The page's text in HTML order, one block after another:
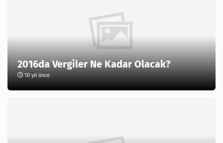
2016da Vergiler Ne Kadar Olacak?
10 yıl önce